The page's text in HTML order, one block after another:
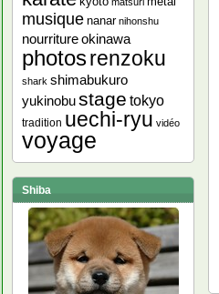
musique nanar nihonshu
nourriture okinawa
photosrenzoku
shark shimabukuro
yukinobu stage tokyo
tradition uechi-ryu vidéo
voyage
Shiba